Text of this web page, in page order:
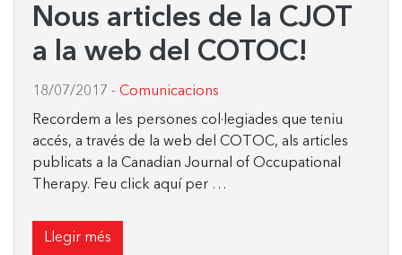
Nous articles de la CJOT
a la web del COTOC!
18/07/2017 - Comunicacions
Recordem a les persones col·legiades que teniu
accés, a través de la web del COTOC, als articles
publicats a la Canadian Journal of Occupational
Therapy. Feu click aquí per …
Llegir més